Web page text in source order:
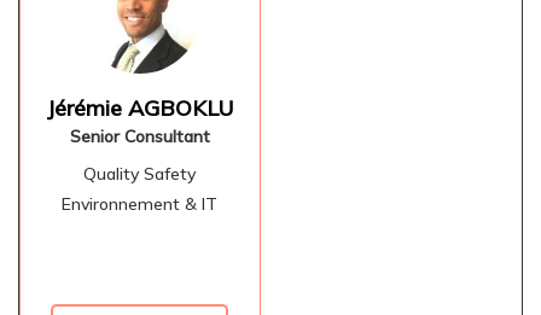
Jérémie AGBOKLU
Senior Consultant
Quality Safety
Environnement & IT